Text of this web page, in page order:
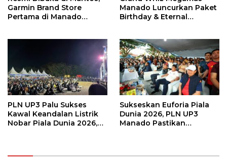
Garmin Brand Store
Pertama di Manado
Manado Luncurkan Paket
Birthday & Eternal
PLN UP3 Palu Sukses
Kawal Keandalan Listrik
Nobar Piala Dunia 2026,
Sukseskan Euforia Piala
Dunia 2026, PLN UP3
Manado Pastikan